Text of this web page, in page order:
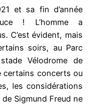
et sa fin d’année
! L’homme a
C’est évident, mais
soirs, au Parc
Vélodrome de
certains concerts ou
les considérations
Sigmund Freud ne